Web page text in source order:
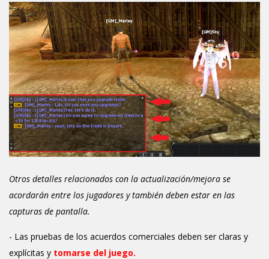
Otros detalles relacionados con la actualización/mejora se
acordarán entre los jugadores y también deben estar en las
capturas de pantalla.
- Las pruebas de los acuerdos comerciales deben ser claras y
explícitas y tomarse del juego.